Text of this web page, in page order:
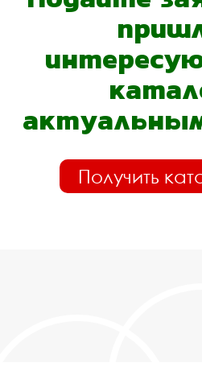
Получить